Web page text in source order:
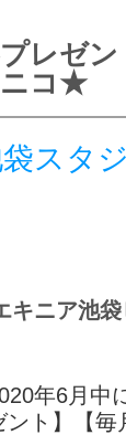
レゼン
ニコ★
スタ
キニア池
年6月中
ント】【